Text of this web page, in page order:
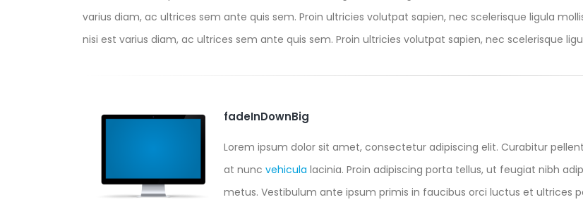
varius diam, ac ultrices sem ante quis sem. Proin ultricies volutpat sapien, nec scelerisque ligula
nisi est varius diam, ac ultrices sem ante quis sem. Proin ultricies volutpat sapien, nec scelerisque
fadeInDownBig
Lorem ipsum dolor sit amet, consectetur adipiscing elit. Curabitur
at nunc vehicula lacinia. Proin adipiscing porta tellus, ut feugiat nibh
metus. Vestibulum ante ipsum primis in faucibus orci luctus et ultrices